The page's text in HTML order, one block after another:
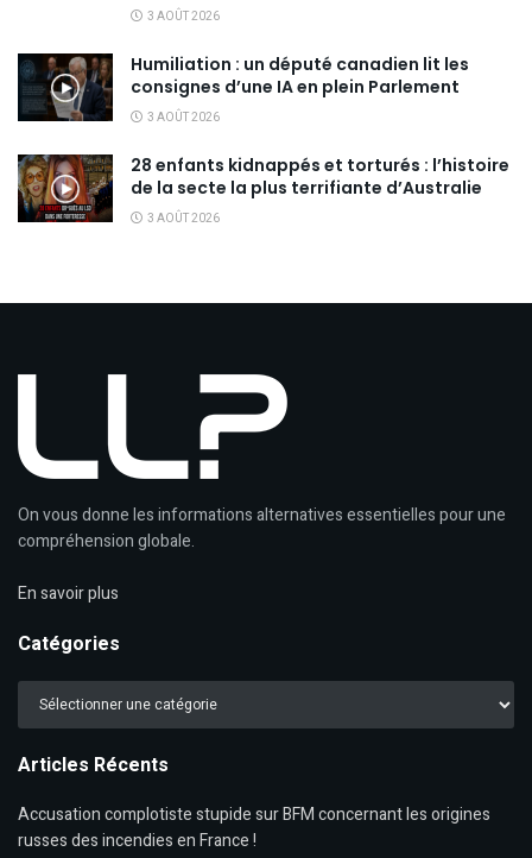
3 AOÛT 2026
Humiliation : un député canadien lit les
consignes d’une IA en plein Parlement
3 AOÛT 2026
28 enfants kidnappés et torturés : l’histoire
de la secte la plus terrifiante d’Australie
3 AOÛT 2026
On vous donne les informations alternatives essentielles pour une
compréhension globale.
En savoir plus
Catégories
Catégories
Articles Récents
Accusation complotiste stupide sur BFM concernant les origines
russes des incendies en France !